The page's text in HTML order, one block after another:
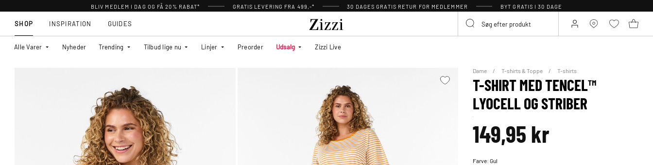
BLIV MEDLEM I DAG OG FÅ 20% RABAT* GRATIS LEVERING FRA 499,-* 30 DAGES GRATIS RETUR FOR MEDLEMMER BYT GRATIS I 30 DAGE
SHOP
Alle Varer Nyheder Trending Tilbud lige nu Linjer Preorder Udsalg Zizzi Live
INSPIRATION GUIDES
Dame T-shirts & Toppe T-shirts
T-SHIRT MED TENCEL™
LYOCELL OG STRIBER
149,95 kr
Farve:Gul